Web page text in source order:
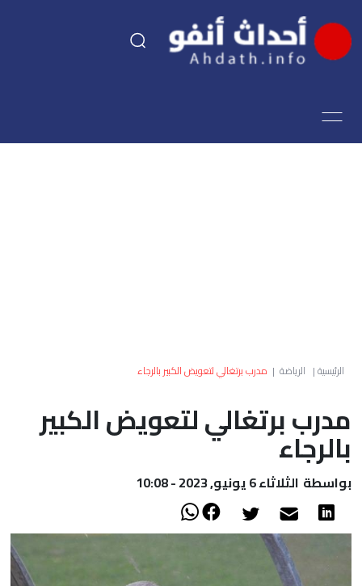
اقتصاد
العالم
أعمدة
الرئيسية| الرياضة | مدرب برتغالي لتعويض الكبير بالرجاء
مدرب برتغالي لتعويض الكبير
بالرجاء
بواسطة الثلاثاء 6 يونيو, 2023 - 10:08